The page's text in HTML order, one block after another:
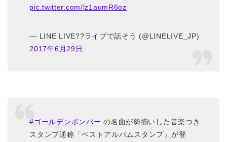
pic.twitter.com/lz1aumR6oz
— LINE LIVE??ライブで話そう (@LINELIVE_JP)
2017年6月29日
#ゴールデンボンバー の名曲が勢揃いした音楽つき
スタンプ通称「ベストアルバムスタンプ」が登